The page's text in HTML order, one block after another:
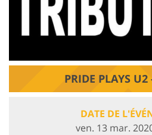
PRIDE PLAYS
DATE DE
ven. 13 mar.